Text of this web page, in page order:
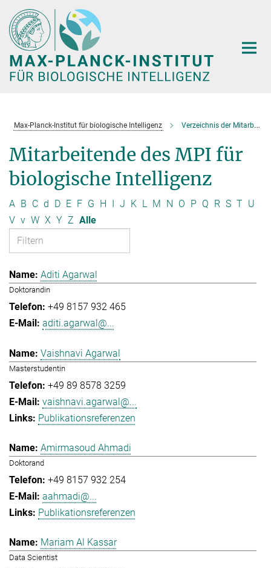
Hauptinhalt
Max-Planck-Institut für biologische Intelligenz Verzeichnis der Mitarbeitenden
Mitarbeitende des MPI für
biologische Intelligenz
A B C d D E F G H I J K L M N O P Q R S T U
V v W X Y Z Alle
Aditi Agarwal
Doktorandin
+49 8157 932 465
aditi.agarwal@...
Vaishnavi Agarwal
Masterstudentin
+49 89 8578 3259
vaishnavi.agarwal@...
Publikationsreferenzen
Amirmasoud Ahmadi
Doktorand
+49 8157 932 254
aahmadi@...
Publikationsreferenzen
Mariam Al Kassar
Data Scientist